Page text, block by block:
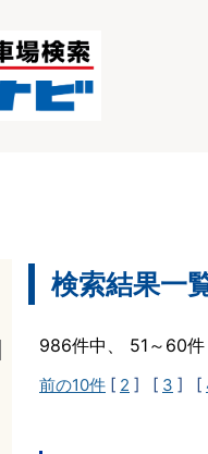
検索結果一
986件中、 51～60
前の10件 [ 2 ] [ 3 ] [